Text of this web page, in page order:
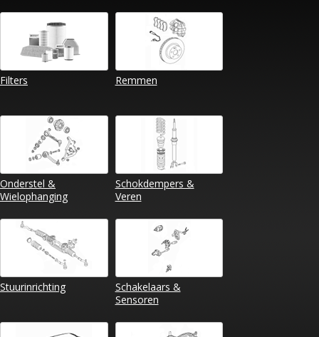
Filters Remmen
Onderstel &
Wielophanging
Schokdempers &
Veren
Stuurinrichting
Schakelaars &
Sensoren